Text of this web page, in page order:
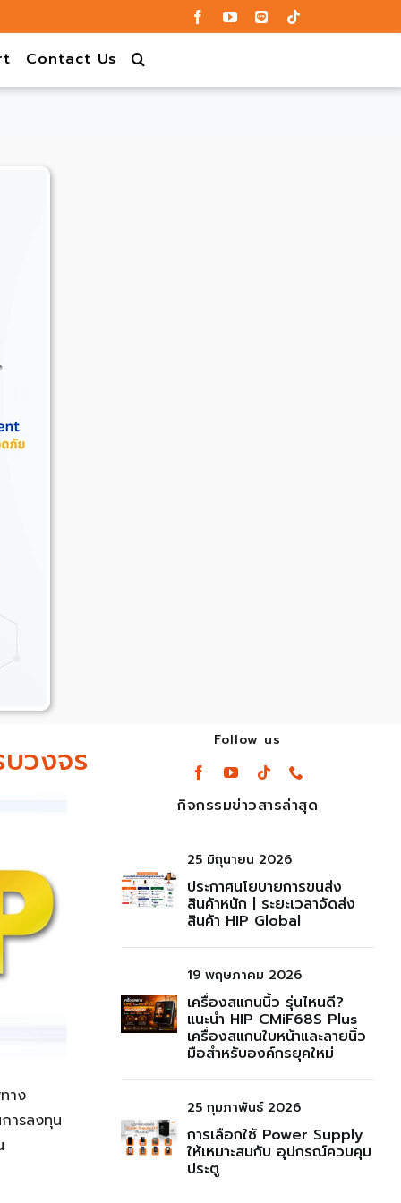
Contact Us
วงจร
าง
ารลงทุน
Follow us
กิจกรรมข่าวสารล่าสุด
25 มิถุนายน 2026
ประกาศนโยบายการขนส่ง
สินค้าหนัก | ระยะเวลาจัดส่ง
สินค้า HIP Global
19 พฤษภาคม 2026
เครื่องสแกนนิ้ว รุ่นไหนดี?
แนะนำ HIP CMiF68S Plus
เครื่องสแกนใบหน้าและลายนิ้ว
มือสำหรับองค์กรยุคใหม่
25 กุมภาพันธ์ 2026
การเลือกใช้ Power Supply
ให้เหมาะสมกับ อุปกรณ์ควบคุม
ประตู